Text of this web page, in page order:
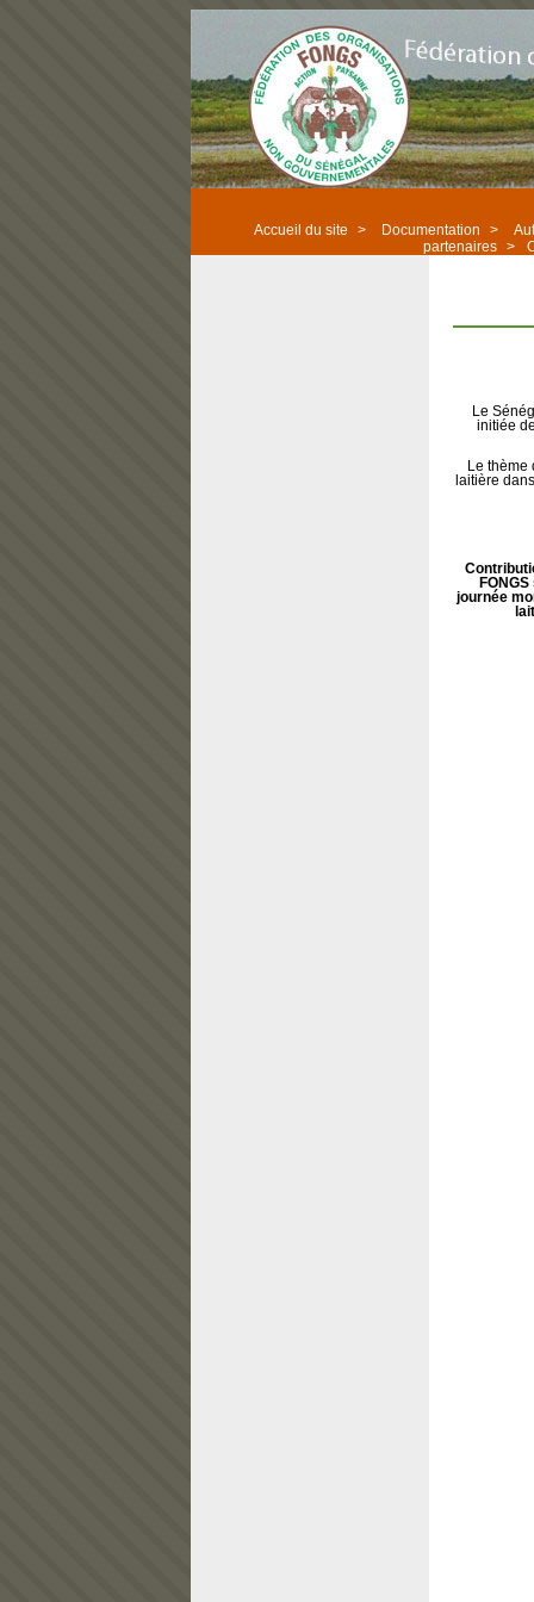
Accueil du site > Documentation >
partenaires
>
Le
initiée
Le thème
laitière
journée
lait